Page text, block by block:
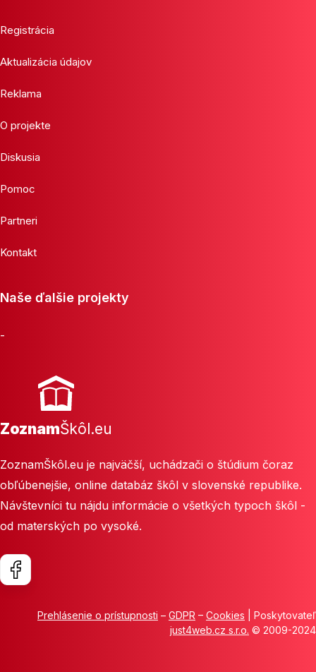
Registrácia
Aktualizácia údajov
Reklama
O projekte
Diskusia
Pomoc
Partneri
Kontakt
Naše ďalšie projekty
-
ZoznamŠkôl.eu
ZoznamŠkôl.eu je najväčší, uchádzači o štúdium čoraz
obľúbenejšie, online databáz škôl v slovenské republike.
Návštevníci tu nájdu informácie o všetkých typoch škôl -
od materských po vysoké.
Prehlásenie o prístupnosti – GDPR – Cookies | Poskytovateľ
just4web.cz s.r.o. © 2009-2024